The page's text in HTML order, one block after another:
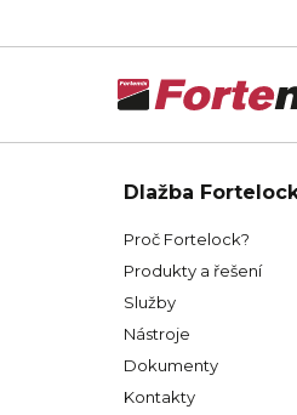
Dlažba
Proč Fortelock?
Produkty a řešení
Služby
Nástroje
Dokumenty
Kontakty